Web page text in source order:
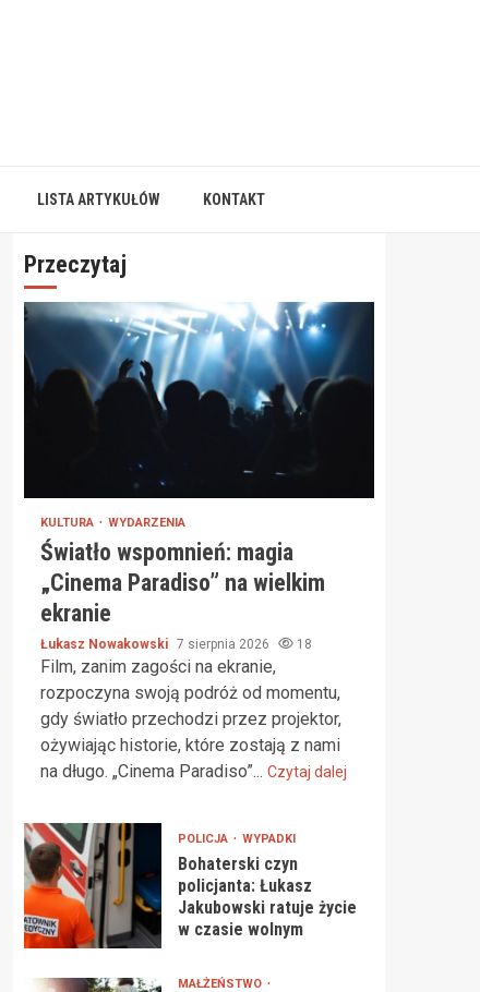
LISTA ARTYKUŁÓW KONTAKT
Przeczytaj
KULTURA WYDARZENIA
Światło wspomnień: magia
„Cinema Paradiso” na wielkim
ekranie
Łukasz Nowakowski 7 sierpnia 2026 18
Film, zanim zagości na ekranie,
rozpoczyna swoją podróż od momentu,
gdy światło przechodzi przez projektor,
ożywiając historie, które zostają z nami
na długo. „Cinema Paradiso”... Czytaj dalej
POLICJA WYPADKI
Bohaterski czyn
policjanta: Łukasz
Jakubowski ratuje życie
w czasie wolnym
MAŁŻEŃSTWO